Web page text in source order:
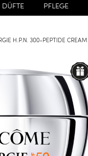
DÜFTE PFLEGE
H.P.N. 300-PEPTIDE